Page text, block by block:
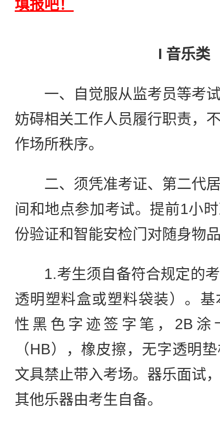
填报吧！
I 音乐类
一、自觉服从监考员等考试
妨碍相关工作人员履行职责，
作场所秩序。
二、须凭准考证、第二代居
间和地点参加考试。提前1小
份验证和智能安检门对随身物
1.考生须自备符合规定的考
透明塑料盒或塑料袋装）。
性黑色字迹签字笔，2B涂
（HB），橡皮擦，无字透明
文具禁止带入考场。器乐面试
其他乐器由考生自备。